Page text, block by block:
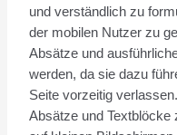
und verständlich zu
der mobilen Nutzer zu
Absätze und
werden, da sie dazu
Seite vorzeitig
Absätze und Textblöcke